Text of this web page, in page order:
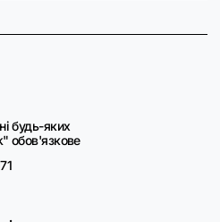
будь-яких
обов'язкове